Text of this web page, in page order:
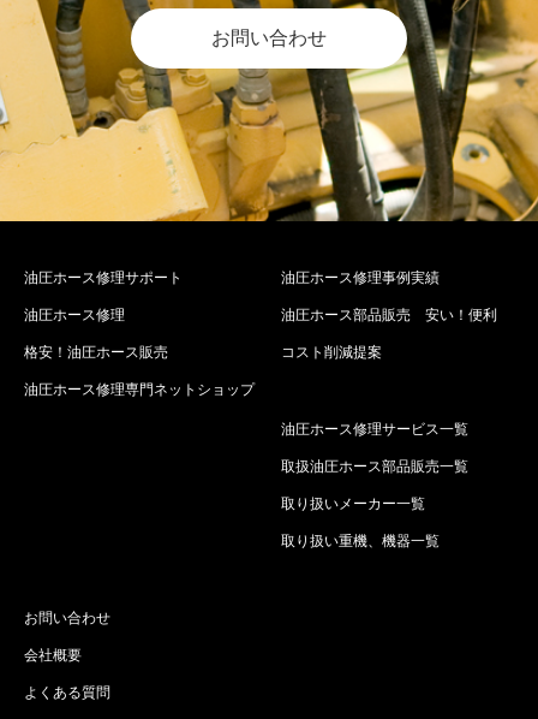
お問い合わせ
油圧ホース修理サポート
油圧ホース修理
格安！油圧ホース販売
油圧ホース修理専門ネットショップ
油圧ホース修理事例実績
油圧ホース部品販売 安い！便利
コスト削減提案
油圧ホース修理サービス一覧
取扱油圧ホース部品販売一覧
取り扱いメーカー一覧
取り扱い重機、機器一覧
お問い合わせ
会社概要
よくある質問